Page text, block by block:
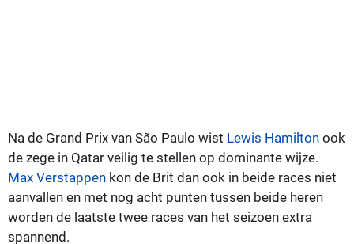
Na de Grand Prix van São Paulo wist Lewis Hamilton ook
de zege in Qatar veilig te stellen op dominante wijze.
Max Verstappen kon de Brit dan ook in beide races niet
aanvallen en met nog acht punten tussen beide heren
worden de laatste twee races van het seizoen extra
spannend.